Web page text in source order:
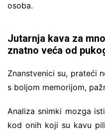
osoba.
Jutarnja kava za
znatno veća od
Znanstvenici su, prateći
s boljom memorijom,
Analiza snimki mozga
kod onih koji su kavu